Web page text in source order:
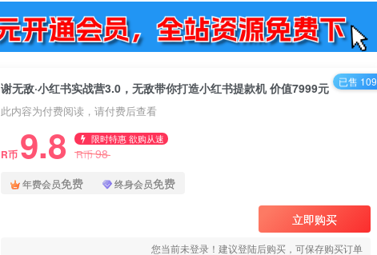
谢无敌·小红书实战营3.0，无敌带你打造小红书提款机 价值7999元
此内容为付费阅读，请付费后查看
R币 9.8 限时特惠 欲购从速
R币98
年费会员免费 终身会员免费
立即购买
您当前未登录！建议登陆后购买，可保存购买订单
已售 109